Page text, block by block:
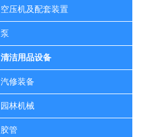
空压机及配套装置
泵
清洁用品设备
汽修装备
园林机械
胶管